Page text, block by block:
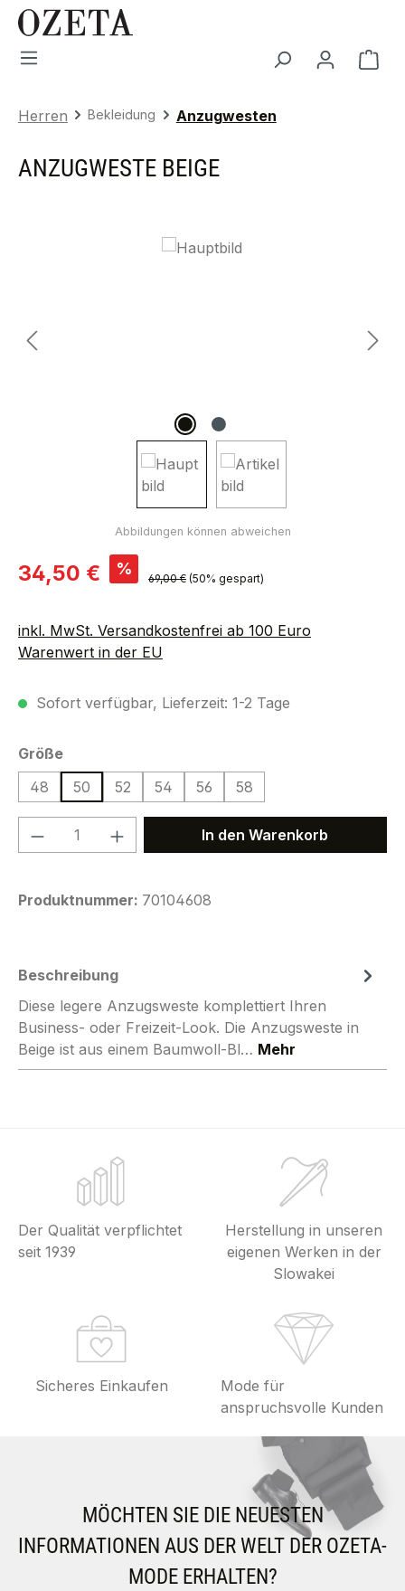
Zum Hauptinhalt springen
Herren Bekleidung Anzugwesten
ANZUGWESTE BEIGE
Bildergalerie überspringen
Verkaufspreis:
34,50 € % Regulärer Preis:
69,00 € (50% gespart)
inkl. MwSt. Versandkostenfrei ab 100 Euro
Warenwert in der EU
Sofort verfügbar, Lieferzeit: 1-2 Tage
Größeauswählen
48
50 52 54 56 58
Produkt Anzahl: Gib denIn den Warenkorb
Produktnummer: 70104608
Beschreibung
Diese legere Anzugsweste komplettiert Ihren
Business- oder Freizeit-Look. Die Anzugsweste in
Beige ist aus einem Baumwoll-Bl… Mehr
Der Qualität verpflichtet
seit 1939
Herstellung in unseren
eigenen Werken in der
Slowakei
Sicheres Einkaufen
Mode für
anspruchsvolle Kunden
MÖCHTEN SIE DIE NEUESTEN
INFORMATIONEN AUS DER WELT DER OZETA-
MODE ERHALTEN?